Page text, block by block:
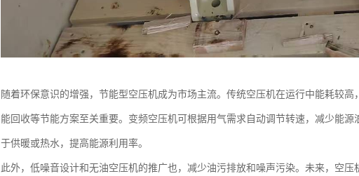
随着环保意识的增强，节能型空压机成为市场主流。传统空压机在运行中能耗较
能回收等节能方案至关重要。变频空压机可根据用气需求自动调节转速，减少能
于供暖或热水，提高能源利用率。
此外，低噪音设计和无油空压机的推广也，减少油污排放和噪声污染。未来，空